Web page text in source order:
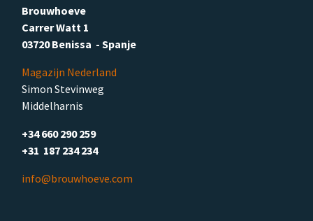
Brouwhoeve
Carrer Watt 1
03720 Benissa - Spanje
Magazijn Nederland
Simon Stevinweg
Middelharnis
+34 660 290 259
+31 187 234 234
info@brouwhoeve.com